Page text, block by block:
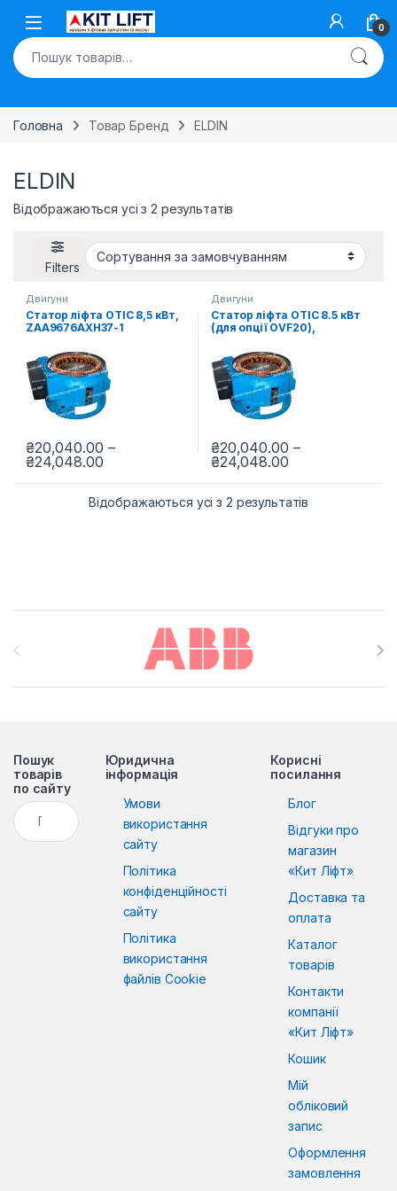
Skip to navigation
Skip to content
Open 0
Шукати:
Головна Товар Бренд ELDIN
ELDIN
Відображаються усі з 2 результатів
Filters
Двигуни
Статор ліфта ОТІС 8,5 кВт,
ZAA9676AXH37-1
₴20,040.00 –
₴24,048.00Діапазон цін: від ₴20,040.00 до
Цей товар має кілька варіантів. Параметри можна вибрати
Двигуни
Статор ліфта ОТІС 8.5 кВт
(для опції OVF20),
₴20,040.00 –
₴24,048.00Діапазон цін:
Цей товар має кілька
Відображаються усі з 2 результатів
Brands Carousel
Пошук
товарів
по сайту
Пошук:
Юридична
інформація
Умови
використання
сайту
Політика
конфіденційності
сайту
Політика
використання
файлів Cookie
Корисні
посилання
Блог
Відгуки про
магазин
«Кит Ліфт»
Доставка та
оплата
Каталог
товарів
Контакти
компанії
«Кит Ліфт»
Кошик
Мій
обліковий
запис
Оформлення
замовлення